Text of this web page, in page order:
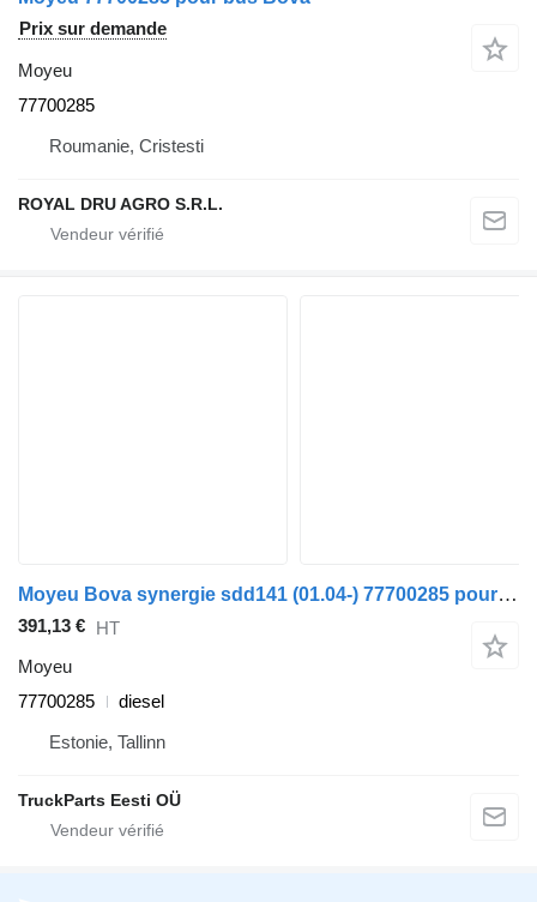
Prix sur demande
Moyeu
77700285
Roumanie, Cristesti
ROYAL DRU AGRO S.R.L.
Moyeu Bova synergie sdd141 (01.04-) 77700285 pour bus Bova Synergy, Lexio (2004-)
391,13 € HT
Moyeu
77700285
diesel
Estonie, Tallinn
TruckParts Eesti OÜ